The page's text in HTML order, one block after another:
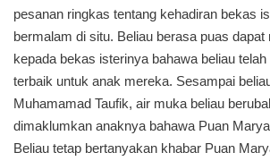
pesanan ringkas tentang kehadiran bekas
bermalam di situ. Beliau berasa puas
kepada bekas isterinya bahawa beliau
terbaik untuk anak mereka. Sesampai
Muhamamad Taufik, air muka beliau
dimaklumkan anaknya bahawa Puan
Beliau tetap bertanyakan khabar Puan